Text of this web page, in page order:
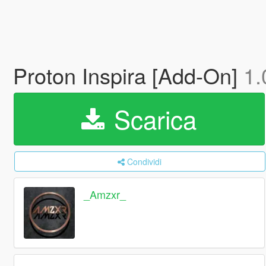
Proton Inspira [Add-On]
Scarica
Condividi
_Amzxr_